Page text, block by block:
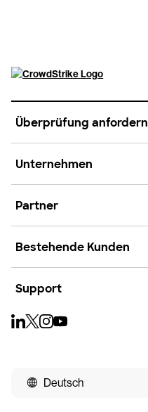
Überprüfung anfordern
Unternehmen
Partner
Bestehende Kunden
Support
Deutsch